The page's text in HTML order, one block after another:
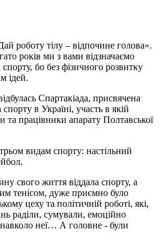
роботу тілу – відпочине голова».
років ми з вами відзначаємо
спорту, бо без фізичного розвитку
ідей.
Спартакіада, присвячена
в Україні, участь в якій
та працівники апарату Полтавської
видам спорту: настільний
свого життя віддала спорту, а
тенісом, дуже приємно було
цеху та політичній роботі, які,
раділи, сумували, емоційно
навколо неї… А головне - були